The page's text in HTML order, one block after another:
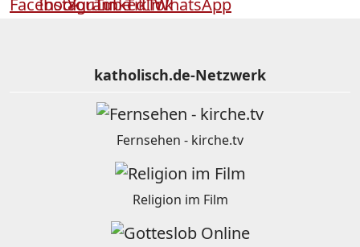
katholisch.de-Netzwerk
Fernsehen - kirche.tv
Religion im Film